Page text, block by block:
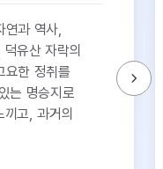
연과 역사,
유산 자락의
요한 정취를
는 명승지로
고, 과거의